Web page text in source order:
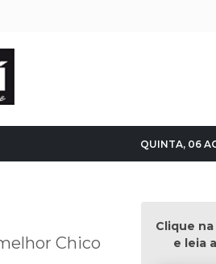
QUINTA, 06
Chico
Clique
e leia